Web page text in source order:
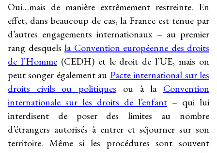
Oui…mais de manière extrêmement restreinte. En
effet, dans beaucoup de cas, la France est tenue par
d’autres engagements internationaux – au premier
rang desquels la Convention européenne des droits
de l’Homme(CEDH) et le droit de l’UE, mais on
peut songer également au Pacte international sur les
droits civils ou politiques ou à la Convention
internationale sur les droits de l’enfant – qui lui
interdisent de poser des limites au nombre
d’étrangers autorisés à entrer et séjourner sur son
territoire. Même si les procédures sont souvent